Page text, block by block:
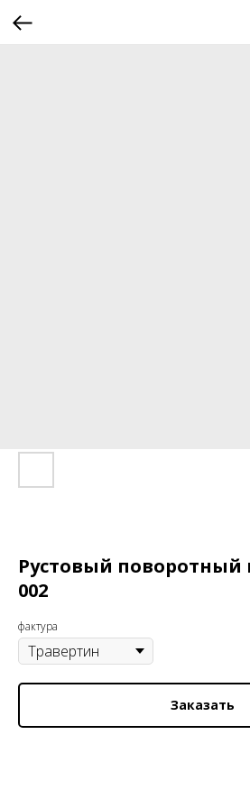
Рустовый поворотный
002
фактура
Заказать